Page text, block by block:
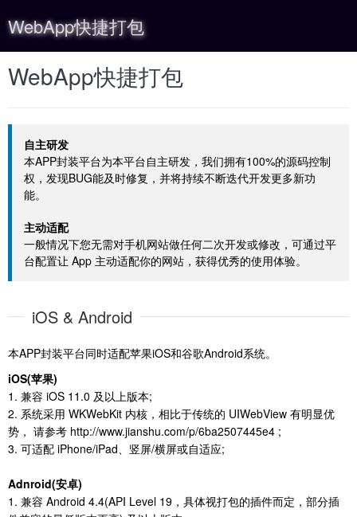
WebApp快捷打包
WebApp快捷打包
自主研发
本APP封装平台为本平台自主研发，我们拥有100%的源码控制
权，发现BUG能及时修复，并将持续不断迭代开发更多新功
能。
主动适配
一般情况下您无需对手机网站做任何二次开发或修改，可通过平
台配置让 App 主动适配你的网站，获得优秀的使用体验。
iOS & Android
本APP封装平台同时适配苹果iOS和谷歌Android系统。
iOS(苹果)
1. 兼容 iOS 11.0 及以上版本;
2. 系统采用 WKWebKit 内核，相比于传统的 UIWebView 有明显优
势， 请参考 http://www.jianshu.com/p/6ba2507445e4 ;
3. 可适配 iPhone/iPad、竖屏/横屏或自适应;
Adnroid(安卓)
1. 兼容 Android 4.4(API Level 19，具体视打包的插件而定，部分插